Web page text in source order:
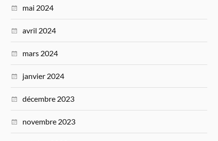
mai 2024
avril 2024
mars 2024
janvier 2024
décembre 2023
novembre 2023